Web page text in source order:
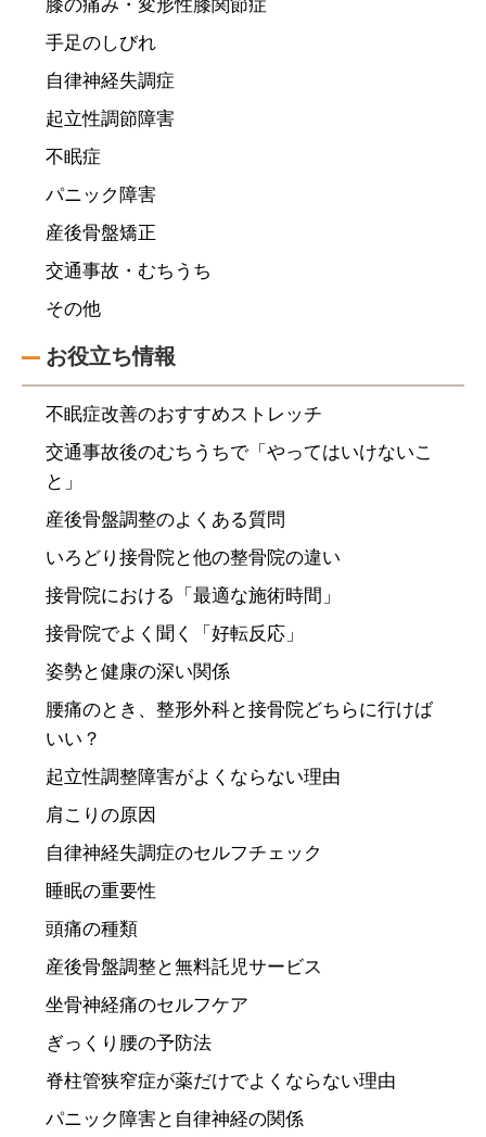
膝の痛み・変形性膝関節症
手足のしびれ
自律神経失調症
起立性調節障害
不眠症
パニック障害
産後骨盤矯正
交通事故・むちうち
その他
お役立ち情報
不眠症改善のおすすめストレッチ
交通事故後のむちうちで「やってはいけないこ
と」
産後骨盤調整のよくある質問
いろどり接骨院と他の整骨院の違い
接骨院における「最適な施術時間」
接骨院でよく聞く「好転反応」
姿勢と健康の深い関係
腰痛のとき、整形外科と接骨院どちらに行けば
いい？
起立性調整障害がよくならない理由
肩こりの原因
自律神経失調症のセルフチェック
睡眠の重要性
頭痛の種類
産後骨盤調整と無料託児サービス
坐骨神経痛のセルフケア
ぎっくり腰の予防法
脊柱管狭窄症が薬だけでよくならない理由
パニック障害と自律神経の関係